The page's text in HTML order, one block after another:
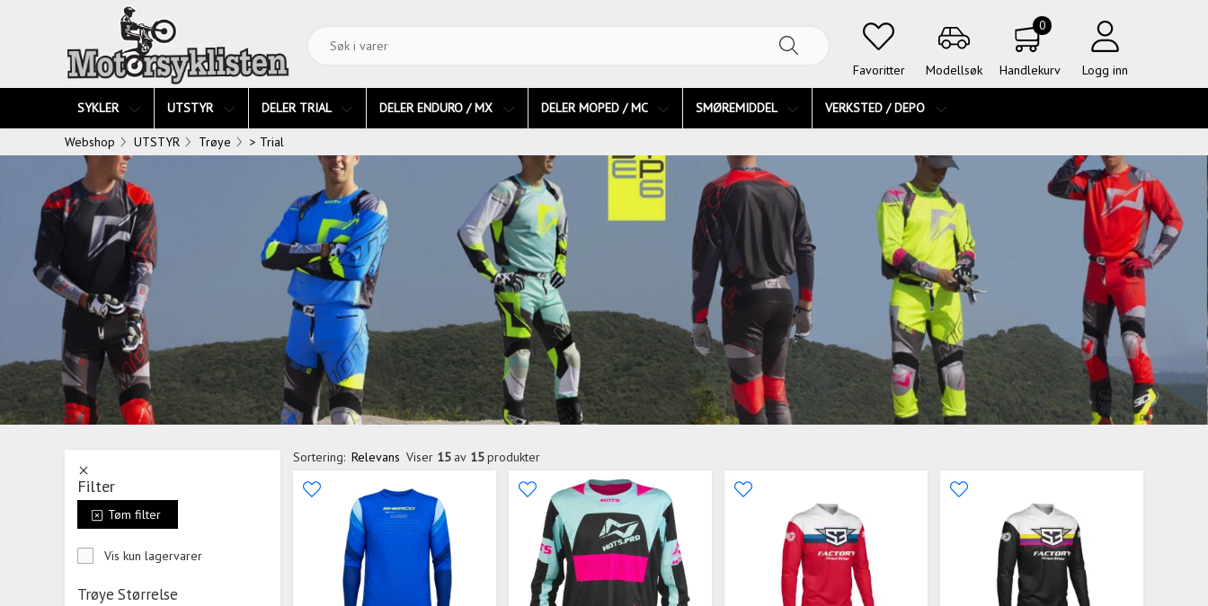
Favoritter Modellsøk
0
Handlekurv Logg inn
SYKLER UTSTYR DELER TRIAL DELER ENDURO / MX DELER MOPED / MC SMØREMIDDEL VERKSTED / DEPO
Webshop UTSTYR Trøye > Trial
Filter
Tøm filter
Vis kun lagervarer
Trøye Størrelse
Sortering: Relevans Viser 15 av 15produkter